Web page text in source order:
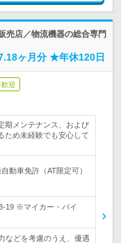
売店／物流機器の総合専門
ヶ月分 ★年休120日
迎
期メンテナンス、および
ため未経験でも安心して
動車免許（AT限定可）
19 ※マイカー・バイ
などを考慮のうえ、優遇